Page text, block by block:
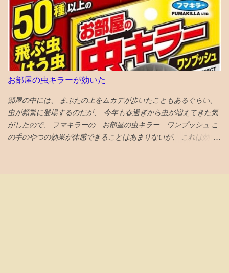
す。 短期間での下克上など無い のです。 〇レギュラーに入れる順
位や点数は？ 中2からは 平均点が120点 ぐらいになることが多い。
平均点 プラス60点 がレギュラー入り の目安。（詳細省きますが過
去資料からの計算による） すると 180点近くで80位（レギュラー
入り目安順位）になる でしょう。 もちろん標準偏差にもよります
が。 ちなみに、（30傑入り） 成績優秀者への掲載は190点以上 必
要です。 ↓1日1回クリックで応援お願いします！ ブログ村 筆者
者！東大に入りやすい方は⁈ 開成校長「もう一度試験すれば半分入
れ替わる」はホントか⁈【「常勝組」鉄緑戦士で検証】 「...
的に銘柄入れ替えにやさしい し、上昇の見込みも薄いので。 が、
６％ぐらいの高配当株なので、全売却の勇気もない。NISAだし。
VTIとラッセル1000は6月1９日 オルカンは6月2６日 ナスダック
100は7月6日 に強制買いが起きると思われる 今３％の浮動株が
６％になるロックアップ解除の90日以内には、半分は売り 浮動株
２０％になるロックアップ解除の180日以内には、全部売ることと
する 次の日思い直す。やっぱりナスダック１００の強制買いの日
に全売却しよう。 引けの３０分の前に１割。３０分の前半後半で
各４割。ひけなりで１割。 がいいと、AIがアドバイスしてくる。
その後、高値掴みした株価は低迷、 指数買い第一波VTIの6月19日
に気持ち持ち直し気味とも言えなくないが、 さらに下落してい
お部屋の虫キラーが効いた
部屋の中には、 まぶたの上をムカデが歩いたこともあるぐらい、
虫が頻繁に登場するのだが、 今年も春過ぎから虫が増えてきた気
がしたので、 フマキラーの お部屋の虫キラー ワンプッシュ こ
の手のやつの効果が体感できることはあまりないが、 これは効い